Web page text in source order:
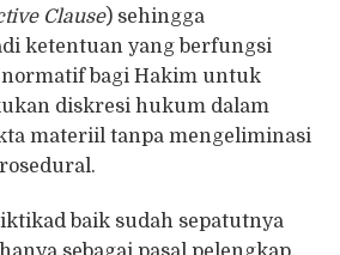
Clause) sehingga
ketentuan yang berfungsi
normatif bagi Hakim untuk
diskresi hukum dalam
materiil tanpa mengeliminasi
baik sudah sepatutnya